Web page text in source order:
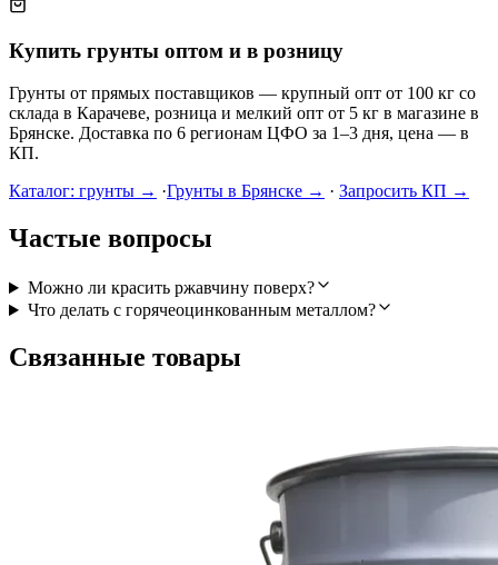
Купить грунты оптом и в розницу
Грунты от прямых поставщиков — крупный опт от 100 кг со
склада в Карачеве, розница и мелкий опт от 5 кг в магазине в
Брянске. Доставка по 6 регионам ЦФО за 1–3 дня, цена — в
КП.
Каталог: грунты → ·Грунты в Брянске → · Запросить КП →
Частые вопросы
Можно ли красить ржавчину поверх?
Что делать с горячеоцинкованным металлом?
Связанные товары